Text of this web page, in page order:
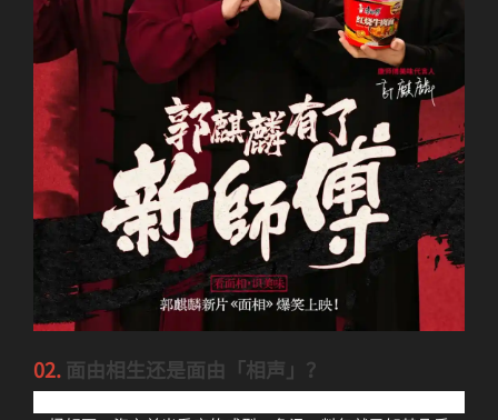
02.面由相生还是面由「相声」？